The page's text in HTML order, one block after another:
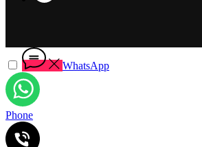
WhatsApp
Phone